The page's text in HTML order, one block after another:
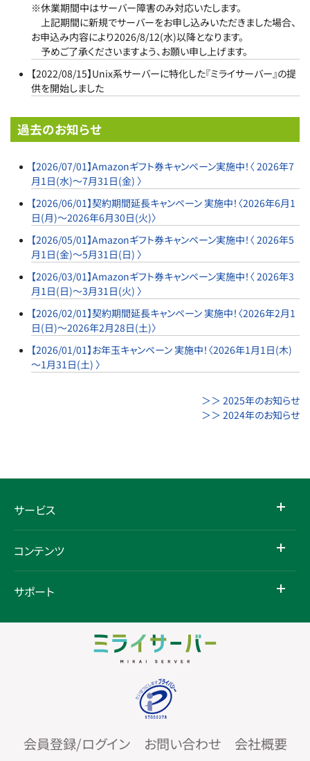
※休業期間中はサーバー障害のみ対応いたします。
上記期間に新規でサーバーをお申し込みいただきました場合、
お申込み内容により2026/8/12(水)以降となります。
予めご了承くださいますよう、お願い申し上げます。
【2022/08/15】Unix系サーバーに特化した『ミライサーバー』の提
供を開始しました
過去のお知らせ
【2026/07/01】Amazonギフト券キャンペーン実施中！〈 2026年7
月1日(水)～7月31日(金) 〉
【2026/06/01】契約期間延長キャンペーン 実施中！〈2026年6月1
日(月)～2026年6月30日(火)〉
【2026/05/01】Amazonギフト券キャンペーン実施中！〈 2026年5
月1日(金)～5月31日(日) 〉
【2026/03/01】Amazonギフト券キャンペーン実施中！〈 2026年3
月1日(日)～3月31日(火) 〉
【2026/02/01】契約期間延長キャンペーン 実施中！〈2026年2月1
日(日)～2026年2月28日(土)〉
【2026/01/01】お年玉キャンペーン 実施中！〈2026年1月1日(木)
～1月31日(土) 〉
＞＞ 2025年のお知らせ
＞＞ 2024年のお知らせ
サービス
コンテンツ
サポート
会員登録/ログイン お問い合わせ 会社概要